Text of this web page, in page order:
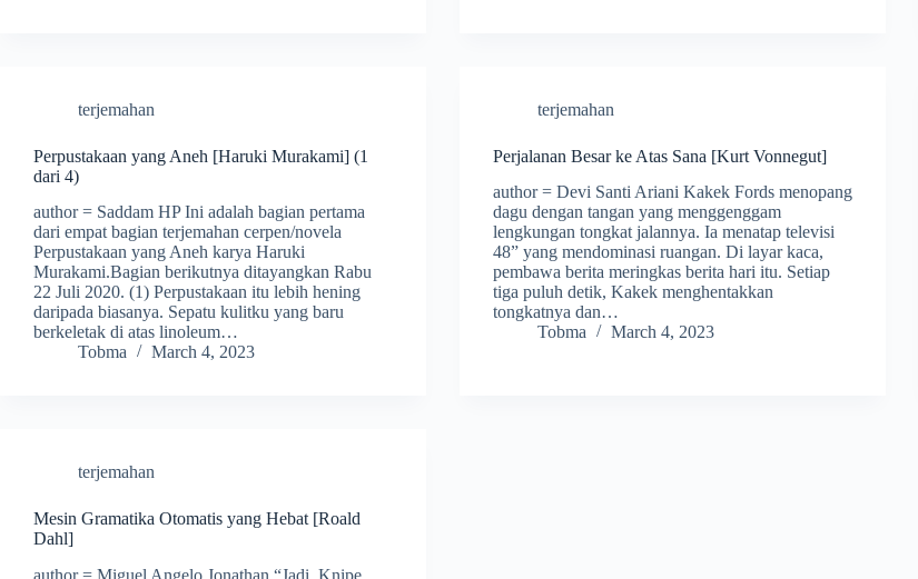
terjemahan
Perpustakaan yang Aneh [Haruki Murakami] (1
dari 4)
author = Saddam HP Ini adalah bagian pertama
dari empat bagian terjemahan cerpen/novela
Perpustakaan yang Aneh karya Haruki
Murakami.Bagian berikutnya ditayangkan Rabu
22 Juli 2020. (1) Perpustakaan itu lebih hening
daripada biasanya. Sepatu kulitku yang baru
berkeletak di atas linoleum…
Tobma
March 4, 2023
terjemahan
Perjalanan Besar ke Atas Sana [Kurt Vonnegut]
author = Devi Santi Ariani Kakek Fords menopang
dagu dengan tangan yang menggenggam
lengkungan tongkat jalannya. Ia menatap televisi
48” yang mendominasi ruangan. Di layar kaca,
pembawa berita meringkas berita hari itu. Setiap
tiga puluh detik, Kakek menghentakkan
tongkatnya dan…
Tobma
March 4, 2023
terjemahan
Mesin Gramatika Otomatis yang Hebat [Roald
Dahl]